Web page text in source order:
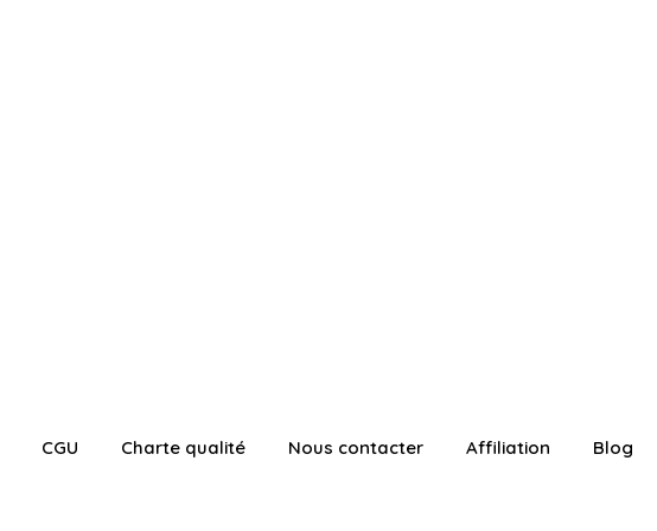
CGU Charte qualité Nous contacter Affiliation Blog